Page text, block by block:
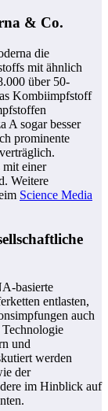
& Co.
die
mit ähnlich
über 50-
Kombiimpfstoff
A sogar besser
prominente
mit einer
Weitere
Science Media
basierte
entlasten,
auch
und
werden
der
im Hinblick auf